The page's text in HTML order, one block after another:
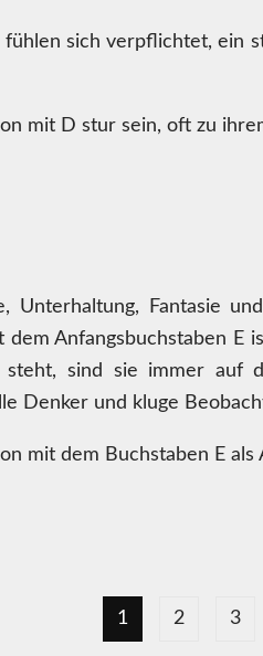
sich verpflichtet, ein
mit D stur sein, oft zu
Unterhaltung, Fantasie
dem Anfangsbuchstaben
sind sie immer auf
Denker und kluge
mit dem Buchstaben E als
1 2 3